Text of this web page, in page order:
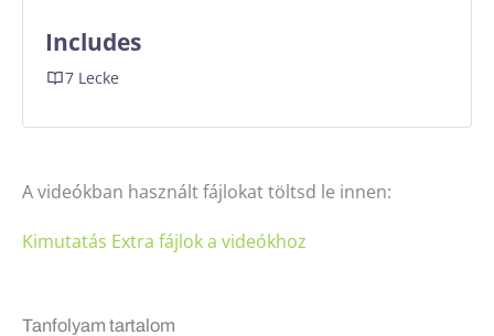
A videókban használt fájlokat töltsd le innen:
Kimutatás Extra fájlok a videókhoz
Tanfolyam tartalom
Includes
7 Lecke